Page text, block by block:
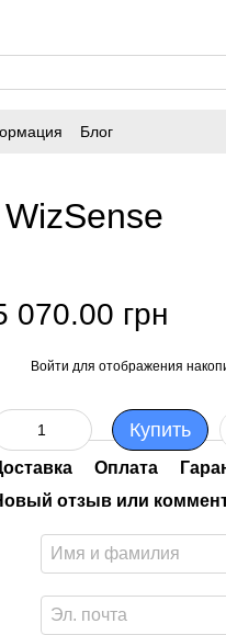
Блог
070.00 грн
Войти для отображения
Купить
Оплата
отзыв или